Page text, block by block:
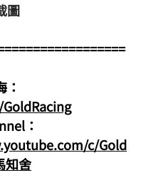
圖
：
c/Gold
知舍